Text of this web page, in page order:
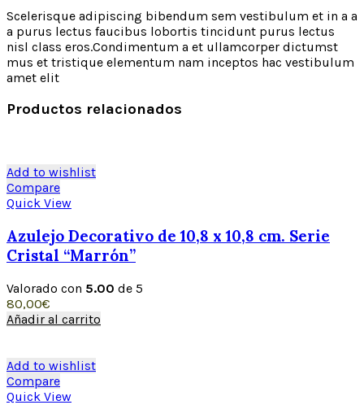
Scelerisque adipiscing bibendum sem vestibulum et in a a
a purus lectus faucibus lobortis tincidunt purus lectus
nisl class eros.Condimentum a et ullamcorper dictumst
mus et tristique elementum nam inceptos hac vestibulum
amet elit
Productos relacionados
Add to wishlist
Compare
Quick View
Azulejo Decorativo de 10,8 x 10,8 cm. Serie
Cristal “Marrón”
Valorado con 5.00 de 5
80,00€
Añadir al carrito
Add to wishlist
Compare
Quick View